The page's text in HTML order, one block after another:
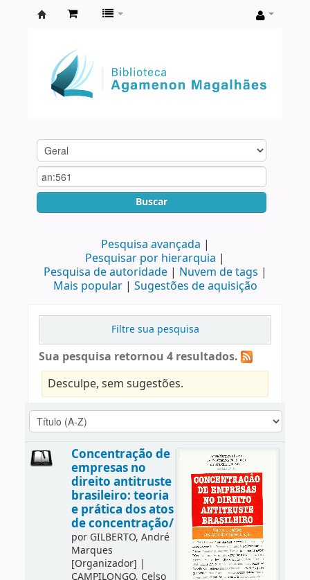
Agamenon
Magalhães
Buscar
Pesquisa avançada
Pesquisar por hierarquia
Pesquisa de autoridade
Nuvem de tags
Mais popular
Sugestões de aquisição
Filtre sua pesquisa
Sua pesquisa retornou 4 resultados.
Desculpe, sem sugestões.
Concentração de
empresas no
direito antitruste
brasileiro: teoria
e prática dos atos
de concentração/
por GILBERTO, André
Marques
[Organizador] |
CAMPILONGO, Celso